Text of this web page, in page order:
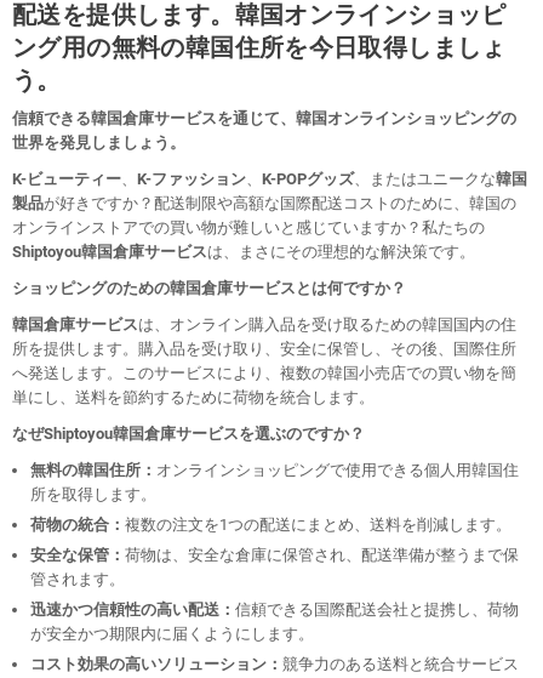
配送を提供します。韓国オンラインショッピ
ング用の無料の韓国住所を今日取得しましょ
う。
信頼できる韓国倉庫サービスを通じて、韓国オンラインショッピングの
世界を発見しましょう。
K-ビューティー、 K-ファッション、 K-POPグッズ、またはユニークな韓国
製品が好きですか？配送制限や高額な国際配送コストのために、韓国の
オンラインストアでの買い物が難しいと感じていますか？私たちの
Shiptoyou韓国倉庫サービスは、まさにその理想的な解決策です。
ショッピングのための韓国倉庫サービスとは何ですか？
韓国倉庫サービスは、オンライン購入品を受け取るための韓国国内の住
所を提供します。購入品を受け取り、安全に保管し、その後、国際住所
へ発送します。このサービスにより、複数の韓国小売店での買い物を簡
単にし、送料を節約するために荷物を統合します。
なぜShiptoyou韓国倉庫サービスを選ぶのですか？
無料の韓国住所： オンラインショッピングで使用できる個人用韓国住
所を取得します。
荷物の統合： 複数の注文を1つの配送にまとめ、送料を削減します。
安全な保管： 荷物は、安全な倉庫に保管され、配送準備が整うまで保
管されます。
迅速かつ信頼性の高い配送： 信頼できる国際配送会社と提携し、荷物
が安全かつ期限内に届くようにします。
コスト効果の高いソリューション： 競争力のある送料と統合サービス